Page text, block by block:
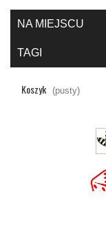
NA MIEJSCU
TAGI
Koszyk (pusty)